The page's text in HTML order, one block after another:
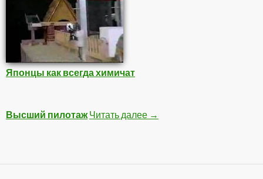
Японцы как всегда химичат
Высший пилотаж Читать далее Интересное
→